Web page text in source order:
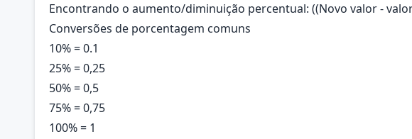
Encontrando o aumento/diminuição percentual: ((Novo valor -
Conversões de porcentagem comuns
10%= 0.1
25%= 0,25
50%= 0,5
75%= 0,75
100%= 1